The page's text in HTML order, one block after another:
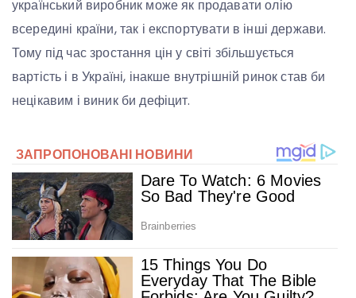
український виробник може як продавати олію
всередині країни, так і експортувати в інші держави.
Тому під час зростання цін у світі збільшується
вартість і в Україні, інакше внутрішній ринок став би
нецікавим і виник би дефіцит.